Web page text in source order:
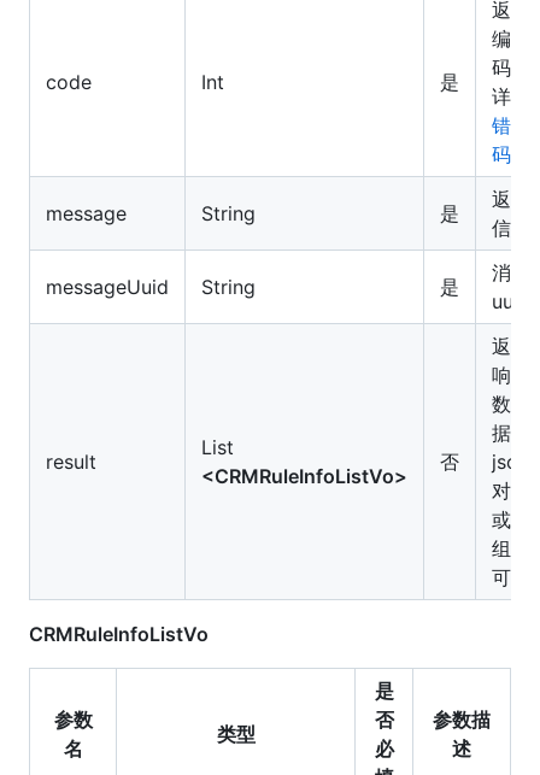
code Int 是
返回
编
码，
详见
错误
码
message String 是
返回
信息
messageUuid String 是
消息
uuid
result
List
<CRMRuleInfoListVo>
否
返回
响应
数
据，
json
对象
或数
组，
可空
CRMRuleInfoListVo
参数
名
类型
是
否
必
参数描
述